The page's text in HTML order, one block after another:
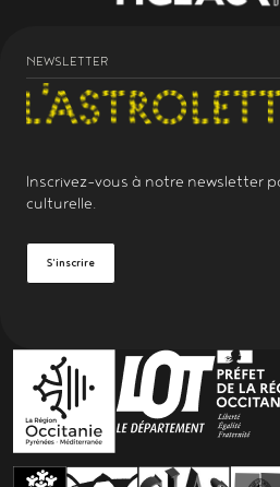
NEWSLETTER
Inscrivez-vous à notre newsletter
culturelle.
S'inscrire
PARTENAIRES